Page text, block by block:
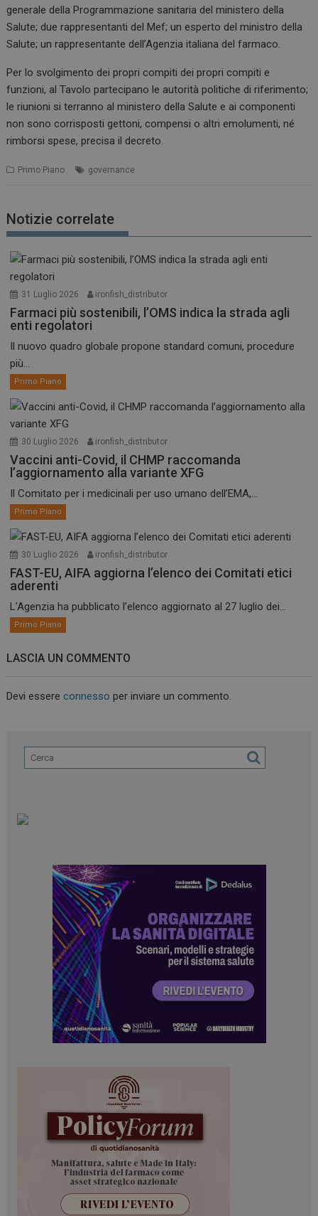
generale della Programmazione sanitaria del ministero della
Salute; due rappresentanti del Mef; un esperto del ministro della
Salute; un rappresentante dell’Agenzia italiana del farmaco.
Per lo svolgimento dei propri compiti dei propri compiti e
funzioni, al Tavolo partecipano le autorità politiche di riferimento;
le riunioni si terranno al ministero della Salute e ai componenti
non sono corrisposti gettoni, compensi o altri emolumenti, né
rimborsi spese, precisa il decreto.
Primo Piano governance
Notizie correlate
31 Luglio 2026 ironfish_distributor
Farmaci più sostenibili, l’OMS indica la strada agli
enti regolatori
Il nuovo quadro globale propone standard comuni, procedure
più...
Primo Piano
30 Luglio 2026 ironfish_distributor
Vaccini anti-Covid, il CHMP raccomanda
l’aggiornamento alla variante XFG
Il Comitato per i medicinali per uso umano dell’EMA,...
Primo Piano
30 Luglio 2026 ironfish_distributor
FAST-EU, AIFA aggiorna l’elenco dei Comitati etici
aderenti
L’Agenzia ha pubblicato l’elenco aggiornato al 27 luglio dei...
Primo Piano
LASCIA UN COMMENTO
Devi essereconnesso per inviare un commento.